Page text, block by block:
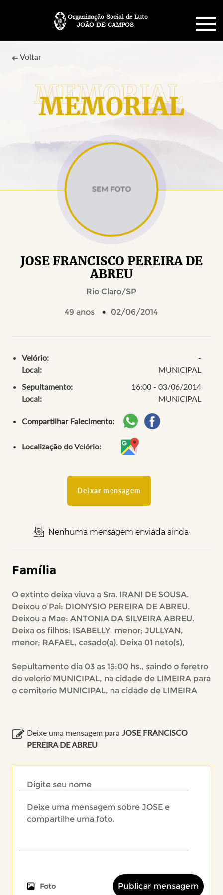
JOÃO DE CAMPOS
Organização Social de Luto
SOBRE NÓS
PLANO FUNERÁRIO
MENSAGENS
MEMORIAL
Voltar
JOSE FRANCISCO PEREIRA DE
ABREU
Rio Claro/SP
49 anos 02/06/2014
Velório:
-
Local:
MUNICIPAL
Sepultamento:
16:00 - 03/06/2014
Local:
MUNICIPAL
Compartilhar Falecimento:
Localização do Velório:
Deixar mensagem
Nenhuma mensagem enviada ainda
Família
O extinto deixa viuva a Sra. IRANI DE SOUSA.
Deixou o Pai: DIONYSIO PEREIRA DE ABREU.
Deixou a Mae: ANTONIA DA SILVEIRA ABREU.
Deixa os filhos: ISABELLY, menor; JULLYAN,
menor; RAFAEL, casado(a). Deixa 01 neto(s),
Sepultamento dia 03 as 16:00 hs., saindo o feretro
do velorio MUNICIPAL, na cidade de LIMEIRA para
o cemiterio MUNICIPAL, na cidade de LIMEIRA
Deixe uma mensagem para JOSE FRANCISCO
PEREIRA DE ABREU
Foto Publicar mensagem